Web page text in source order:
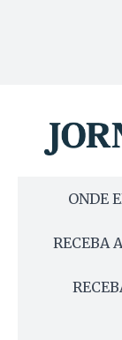
ONDE
RECEBA